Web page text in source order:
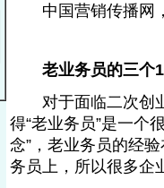
中国营销传播网
老业务员的三个
对于面临二次创业
得“老业务员”是一个
念”，老业务员的经
务员上，所以很多企